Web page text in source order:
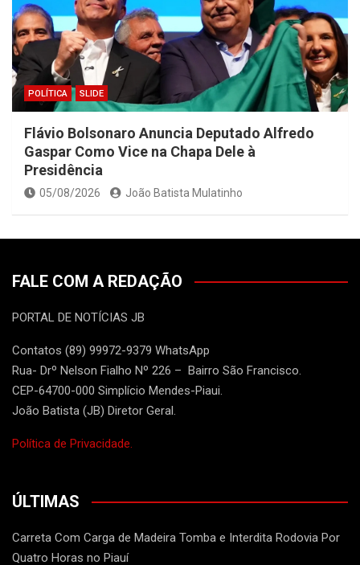
POLÍTICA SLIDE
Flávio Bolsonaro Anuncia Deputado Alfredo
Gaspar Como Vice na Chapa Dele à
Presidência
05/08/2026 João Batista Mulatinho
FALE COM A REDAÇÃO
PORTAL DE NOTÍCIAS JB
Contatos (89) 99972-9379 WhatsApp
Rua- Drº Nelson Fialho Nº 226 – Bairro São Francisco.
CEP-64700-000 Simplício Mendes-Piaui.
João Batista (JB) Diretor Geral.
Política de Privacidade.
ÚLTIMAS
Carreta Com Carga de Madeira Tomba e Interdita Rodovia Por
Quatro Horas no Piauí